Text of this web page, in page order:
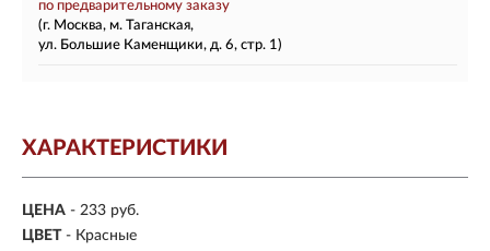
по предварительному заказу
(г. Москва, м. Таганская,
ул. Большие Каменщики, д. 6, стр. 1)
ХАРАКТЕРИСТИКИ
ЦЕНА - 233 руб.
ЦВЕТ - Красные